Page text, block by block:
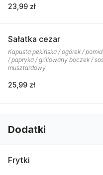
23,99 zł
Sałatka cezar
Kapusta pekińska / ogórek /
/ papryka / grillowany boczek /
musztardowy
25,99 zł
Dodatki
Frytki